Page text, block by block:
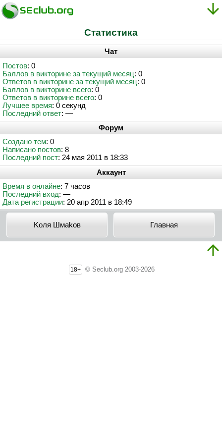
Статистика
Чат
Постов: 0
Баллов в викторине за текущий месяц: 0
Ответов в викторине за текущий месяц: 0
Баллов в викторине всего: 0
Ответов в викторине всего: 0
Лучшее время: 0 секунд
Последний ответ: —
Форум
Создано тем: 0
Написано постов: 8
Последний пост: 24 мая 2011 в 18:33
Аккаунт
Время в онлайне: 7 часов
Последний вход: —
Дата регистрации: 20 апр 2011 в 18:49
Koля Шмakoв Главная
18+ © Seclub.org 2003-2026